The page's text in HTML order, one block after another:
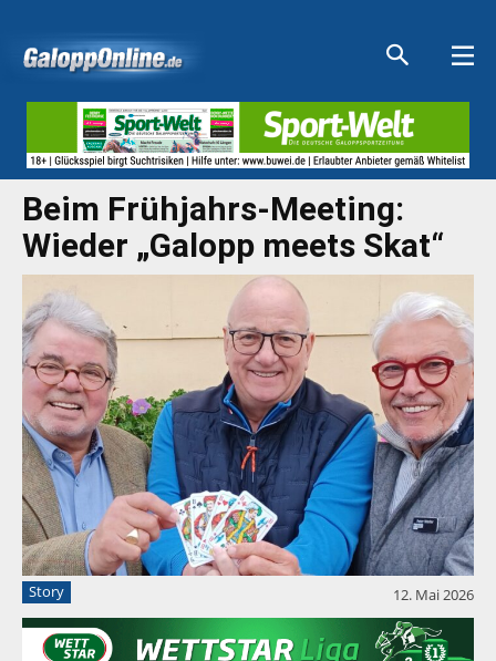
Beim Frühjahrs-Meeting:
Wieder „Galopp meets Skat“
Story 12. Mai 2026